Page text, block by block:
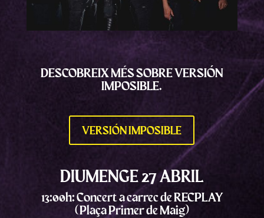
DESCOBREIX MÉS SOBRE VERSIÓN
IMPOSIBLE.
VERSIÓN IMPOSIBLE
DIUMENGE 27 ABRIL
13:00h: Concert a carrec de RECPLAY
(Plaça Primer de Maig)